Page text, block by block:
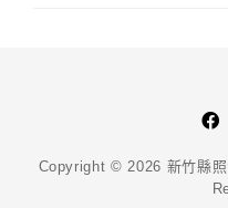
Copyright © 2026 新竹縣